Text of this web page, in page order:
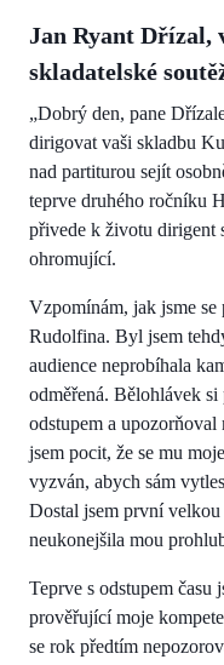
Jan Ryant Dřízal,
skladatelské
„Dobrý den, pane
dirigovat vaši skladbu
nad partiturou sejít
teprve druhého ročníku
přivede k životu dirigent
ohromující.
Vzpomínám, jak jsme
Rudolfina. Byl jsem
audience neprobíhala
odměřená. Bělohlávek
odstupem a
jsem pocit, že se mu
vyzván, abych sám
Dostal jsem první
neukonejšila mou
Teprve s odstupem času
prověřující moje
se rok předtím